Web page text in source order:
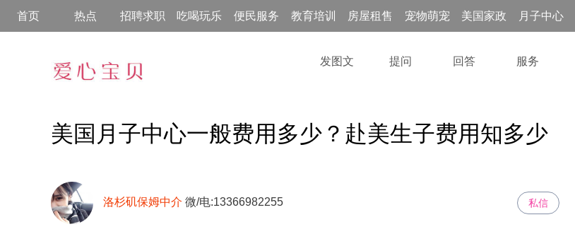
首页 热点 招聘求职 吃喝玩乐 便民服务 教育培训 房屋租售 宠物萌宠 美国家政 月子中心
发图文 提问 回答 服务
美国月子中心一般费用多少？赴美生子费用知多少
洛杉矶保姆中介 微/电:13366982255 私信